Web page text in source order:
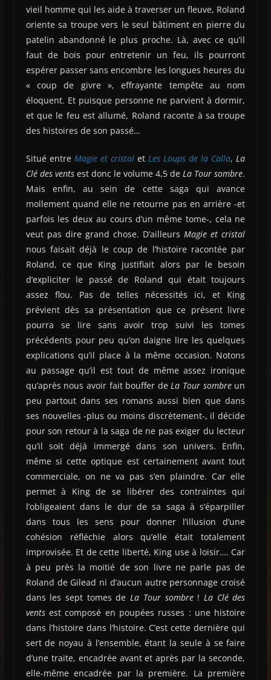
vieil homme qui les aide à traverser un fleuve, Roland
oriente sa troupe vers le seul bâtiment en pierre du
patelin abandonné le plus proche. Là, avec ce qu’il
faut de bois pour entretenir un feu, ils pourront
espérer passer sans encombre les longues heures du
« coup de givre », effrayante tempête au nom
éloquent. Et puisque personne ne parvient à dormir,
et que le feu est allumé, Roland raconte à sa troupe
des histoires de son passé…
Situé entre Magie et cristaletLes Loups de la Calla,La
Clé des ventsest donc le volume 4,5 deLa Tour sombre.
Mais enfin, au sein de cette saga qui avance
mollement quand elle ne retourne pas en arrière -et
parfois les deux au cours d’un même tome-, cela ne
veut pas dire grand chose. D’ailleursMagie et cristal
nous faisait déjà le coup de l’histoire racontée par
Roland, ce que King justifiait alors par le besoin
d’expliciter le passé de Roland qui était toujours
assez flou. Pas de telles nécessités ici, et King
prévient dès sa présentation que ce présent livre
pourra se lire sans avoir trop suivi les tomes
précédents pour peu qu’on daigne lire les quelques
explications qu’il place à la même occasion. Notons
au passage qu’il est tout de même assez ironique
qu’après nous avoir fait bouffer deLa Tour sombreun
peu partout dans ses romans aussi bien que dans
ses nouvelles -plus ou moins discrètement-, il décide
pour son retour à la saga de ne pas exiger du lecteur
qu’il soit déjà immergé dans son univers. Enfin,
même si cette optique est certainement avant tout
commerciale, on ne va pas s’en plaindre. Car elle
permet à King de se libérer des contraintes qui
l’obligeaient dans le dur de sa saga à s’éparpiller
dans tous les sens pour donner l’illusion d’une
cohésion réfléchie alors qu’elle était totalement
improvisée. Et de cette liberté, King use à loisir…. Car
à peu près la moitié de son livre ne parle pas de
Roland de Gilead ni d’aucun autre personnage croisé
dans les sept tomes deLa Tour sombre! La Clé des
ventsest composé en poupées russes : une histoire
dans l’histoire dans l’histoire. C’est cette dernière qui
sert de noyau à l’ensemble, étant la seule à se faire
d’une traite, encadrée avant et après par la seconde,
elle-même encadrée par la première. La première